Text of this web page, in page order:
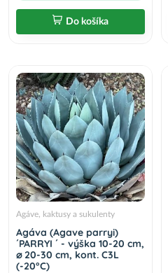
Do košíka
Agáve, kaktusy a sukulenty
Agáva (Agave parryi)
´PARRYI ´ - výška 10-20 cm,
⌀ 20-30 cm, kont. C3L
(-20°C)